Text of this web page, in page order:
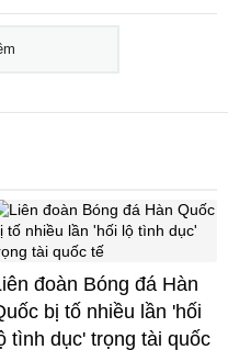
đoàn Bóng đá Hàn
bị tố nhiều lần 'hối
tình dục' trọng tài quốc